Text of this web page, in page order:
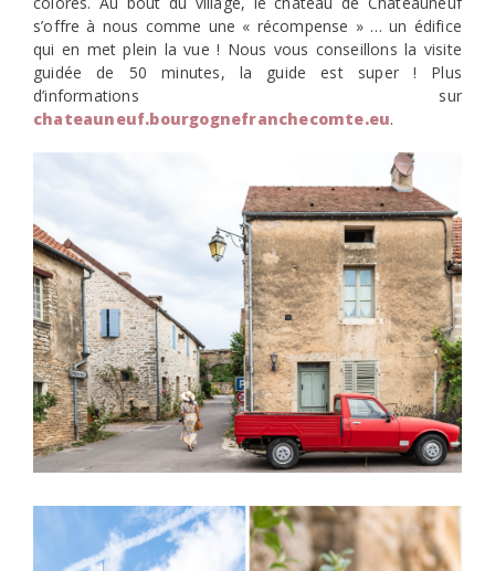
s’offre à nous comme une « récompense » … un édifice
qui en met plein la vue ! Nous vous conseillons la visite
guidée de 50 minutes, la guide est super ! Plus
d’informations sur
chateauneuf.bourgognefranchecomte.eu.